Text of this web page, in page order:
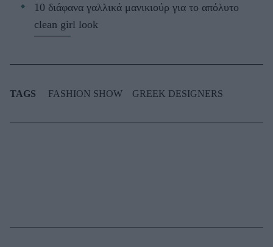
10 διάφανα γαλλικά μανικιούρ για το απόλυτο
clean girl look
TAGS FASHION SHOW GREEK DESIGNERS